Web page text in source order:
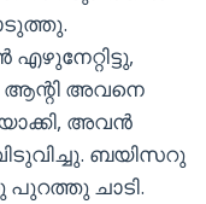
ആന്റി അവനെ
അവൻ
ബയിസറു
ചാടി.